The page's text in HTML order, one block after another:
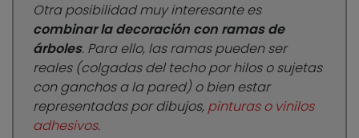
Otra posibilidad muy interesante es
combinar la decoración con ramas de
árboles. Para ello, las ramas pueden ser
reales (colgadas del techo por hilos o sujetas
con ganchos a la pared) o bien estar
representadas por dibujos, pinturas o vinilos
adhesivos.